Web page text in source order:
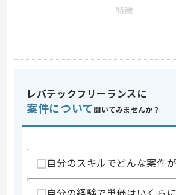
特徴
求めるスキル
・クライアン
歓迎スキル
・データマイ
スキルに不安が
上記に似た経験
レバテックフリーランスに
案件について 聞いてみませんか？
自分のスキルでどんな案件